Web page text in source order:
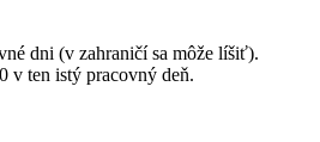
dni (v zahraničí sa môže líšiť).
v ten istý pracovný deň.